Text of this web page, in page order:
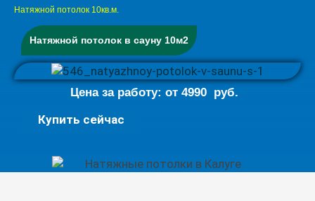
Натяжной потолок 10кв.м.
Натяжной потолок в сауну 10м2
Цена за работу: от 4990 руб.
Натяжной
потолок
quantity
Купить сейчас